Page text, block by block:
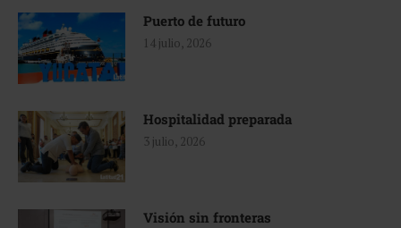
Puerto de futuro
14 julio, 2026
Hospitalidad preparada
3 julio, 2026
Visión sin fronteras